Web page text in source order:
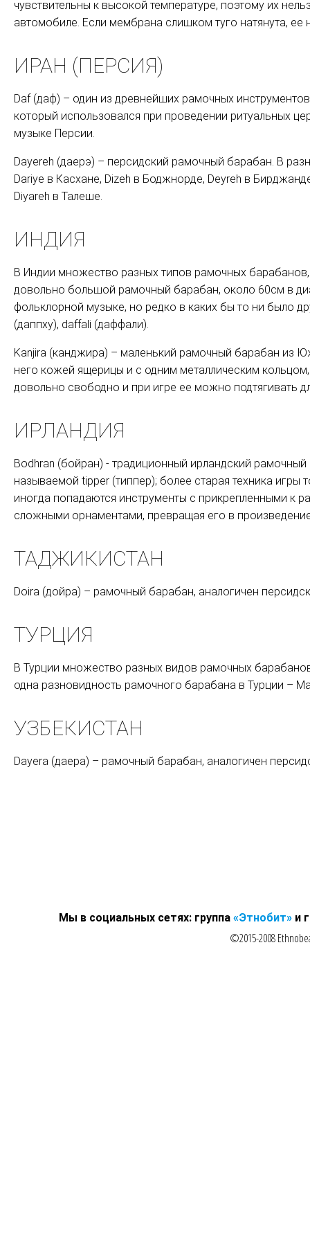
чувствительны к высокой температуре, поэтому их
автомобиле. Если мембрана слишком туго натянута,
ИРАН (ПЕРСИЯ)
Daf (даф) – один из древнейших рамочных
который использовался при проведении ритуальных
музыке Персии.
Dayereh (даерэ) – персидский рамочный барабан. В
Dariye в Касхане, Dizeh в Боджнорде, Deyreh в
Diyareh в Талеше.
ИНДИЯ
В Индии множество разных типов рамочных
довольно большой рамочный барабан, около 60см в
фольклорной музыке, но редко в каких бы то ни было
(даппху), daffali (даффали).
Kanjira (канджира) – маленький рамочный барабан из
него кожей ящерицы и с одним металлическим
довольно свободно и при игре ее можно подтягивать
ИРЛАНДИЯ
Bodhran (бойран) - традиционный ирландский
называемой tipper (типпер); более старая техника игры
иногда попадаются инструменты с прикрепленными к
сложными орнаментами, превращая его в
ТАДЖИКИСТАН
Doira (дойра) – рамочный барабан, аналогичен
ТУРЦИЯ
В Турции множество разных видов рамочных
одна разновидность рамочного барабана в Турции –
УЗБЕКИСТАН
Dayera (даера) – рамочный барабан, аналогичен
Мы в социальных сетях: группа «Этнобит»и
©2015-2008